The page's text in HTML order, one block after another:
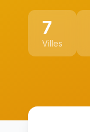
7
Villes